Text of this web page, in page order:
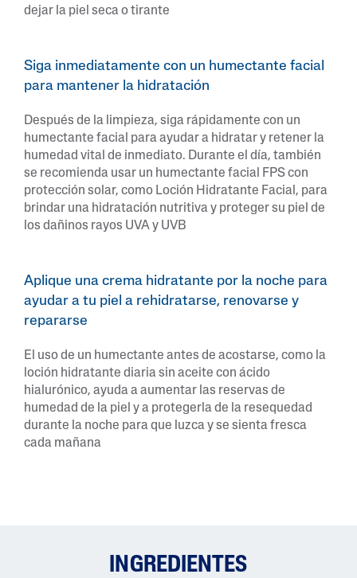
dejar la piel seca o tirante
Siga inmediatamente con un humectante facial
para mantener la hidratación
Después de la limpieza, siga rápidamente con un
humectante facial para ayudar a hidratar y retener la
humedad vital de inmediato. Durante el día, también
se recomienda usar un humectante facial FPS con
protección solar, como Loción Hidratante Facial, para
brindar una hidratación nutritiva y proteger su piel de
los dañinos rayos UVA y UVB
Aplique una crema hidratante por la noche para
ayudar a tu piel a rehidratarse, renovarse y
repararse
El uso de un humectante antes de acostarse, como la
loción hidratante diaria sin aceite con ácido
hialurónico, ayuda a aumentar las reservas de
humedad de la piel y a protegerla de la resequedad
durante la noche para que luzca y se sienta fresca
cada mañana
INGREDIENTES